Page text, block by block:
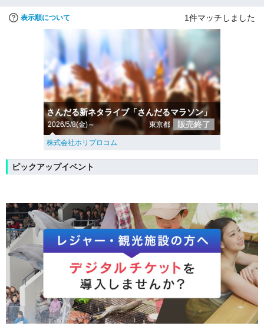
表示順について 1件マッチしました
さんだる新ネタライブ「さんだるマラソン」
2026/5/8(金)～ 東京都 販売終了
株式会社ホリプロコム
ピックアップイベント